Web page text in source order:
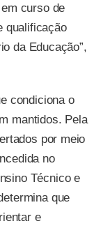
curso de
qualificação
da Educação”,
condiciona o
mantidos. Pela
por meio
no
Técnico e
que
e